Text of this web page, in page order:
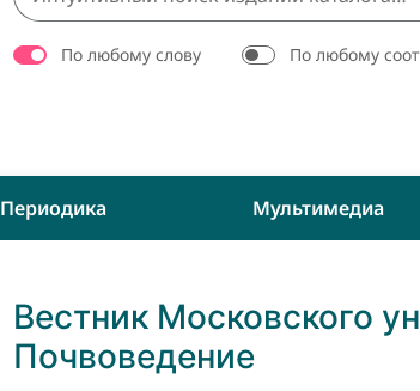
По любому слову По любому
Периодика Мультимедиа
Вестник Московского
Почвоведение